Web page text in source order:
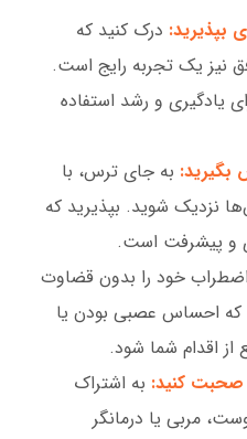
بپذیرید: درک کنید که
نیز یک تجربه رایج است.
یادگیری و رشد استفاده
بگیرید: به جای ترس، با
نزدیک شوید. بپذیرید که
و پیشرفت است.
اضطراب خود را بدون قضاوت
که احساس عصبی بودن یا
اقدام شما شود.
صحبت کنید: به اشتراک
مربی یا درمانگر